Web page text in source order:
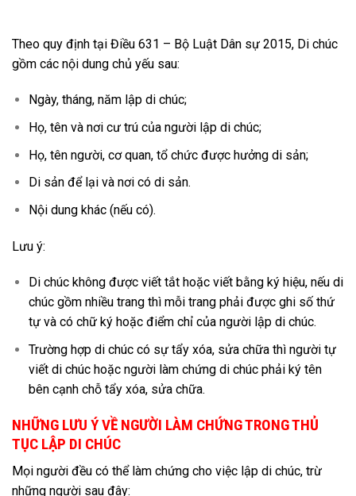
Theo quy định tại Điều 631 – Bộ Luật Dân sự 2015, Di chúc
gồm các nội dung chủ yếu sau:
Ngày, tháng, năm lập di chúc;
Họ, tên và nơi cư trú của người lập di chúc;
Họ, tên người, cơ quan, tổ chức được hưởng di sản;
Di sản để lại và nơi có di sản.
Nội dung khác (nếu có).
Lưu ý:
Di chúc không được viết tắt hoặc viết bằng ký hiệu, nếu di
chúc gồm nhiều trang thì mỗi trang phải được ghi số thứ
tự và có chữ ký hoặc điểm chỉ của người lập di chúc.
Trường hợp di chúc có sự tẩy xóa, sửa chữa thì người tự
viết di chúc hoặc người làm chứng di chúc phải ký tên
bên cạnh chỗ tẩy xóa, sửa chữa.
NHỮNG LƯU Ý VỀ NGƯỜI LÀM CHỨNG TRONG THỦ
TỤC LẬP DI CHÚC
Mọi người đều có thể làm chứng cho việc lập di chúc, trừ
những người sau đây: